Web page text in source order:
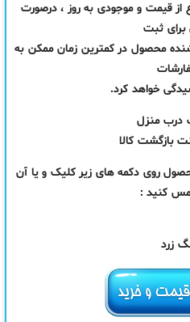
از قیمت و موجودی به روز ، درصورت
برای ثبت
محصول در کمترین زمان ممکن به
خواهد کرد.
درب منزل
روی دکمه های زیر کلیک و یا آن
کنید :
زرد